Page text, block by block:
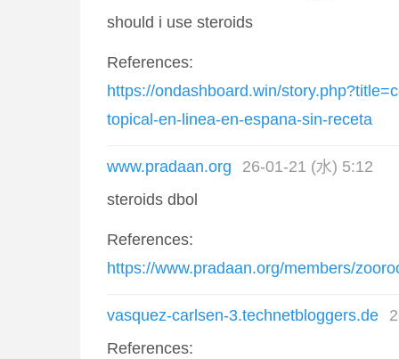
should i use steroids
References:
https://ondashboard.win/
topical-en-linea-en-espana-sin-receta
www.pradaan.org
26-01-21 (水) 5:12
steroids dbol
References:
https://www.pradaan.org/members/
vasquez-carlsen-3.technetbloggers.de
References: